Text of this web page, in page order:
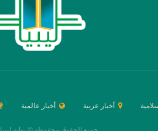
أخبار عربية أخبار عالمية